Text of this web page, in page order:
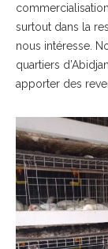
surtout dans la
nous intéresse.
quartiers
apporter des